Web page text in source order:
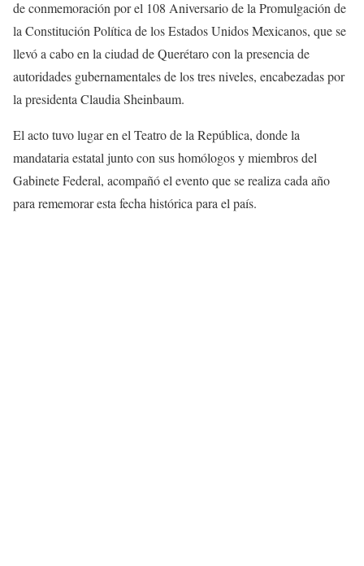
de conmemoración por el 108 Aniversario de la Promulgación de
la Constitución Política de los Estados Unidos Mexicanos, que se
llevó a cabo en la ciudad de Querétaro con la presencia de
autoridades gubernamentales de los tres niveles, encabezadas por
la presidenta Claudia Sheinbaum.
El acto tuvo lugar en el Teatro de la República, donde la
mandataria estatal junto con sus homólogos y miembros del
Gabinete Federal, acompañó el evento que se realiza cada año
para rememorar esta fecha histórica para el país.